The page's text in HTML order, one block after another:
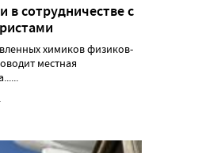
в сотрудничестве с
химиков физиков-
местная